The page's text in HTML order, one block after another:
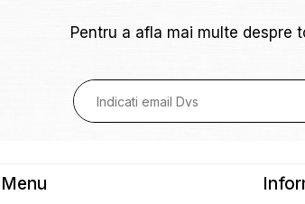
Pentru a afla mai multe despre
Menu